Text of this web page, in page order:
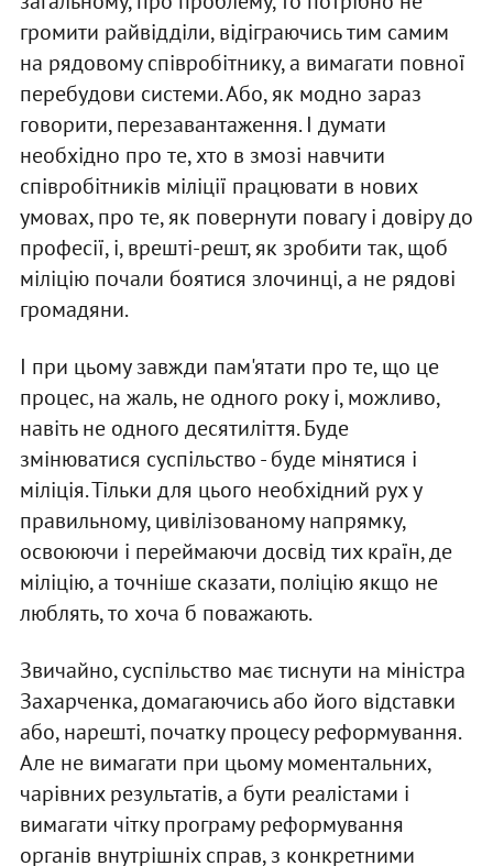
громити райвідділи, відіграючись тим самим
на рядовому співробітнику, а вимагати повної
перебудови системи. Або, як модно зараз
говорити, перезавантаження. І думати
необхідно про те, хто в змозі навчити
співробітників міліції працювати в нових
умовах, про те, як повернути повагу і довіру до
професії, і, врешті-решт, як зробити так, щоб
міліцію почали боятися злочинці, а не рядові
громадяни.
І при цьому завжди пам'ятати про те, що це
процес, на жаль, не одного року і, можливо,
навіть не одного десятиліття. Буде
змінюватися суспільство - буде мінятися і
міліція. Тільки для цього необхідний рух у
правильному, цивілізованому напрямку,
освоюючи і переймаючи досвід тих країн, де
міліцію, а точніше сказати, поліцію якщо не
люблять, то хоча б поважають.
Звичайно, суспільство має тиснути на міністра
Захарченка, домагаючись або його відставки
або, нарешті, початку процесу реформування.
Але не вимагати при цьому моментальних,
чарівних результатів, а бути реалістами і
вимагати чітку програму реформування
органів внутрішніх справ, з конкретними